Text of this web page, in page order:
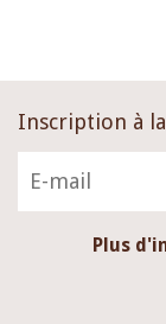
Inscription à
Plus